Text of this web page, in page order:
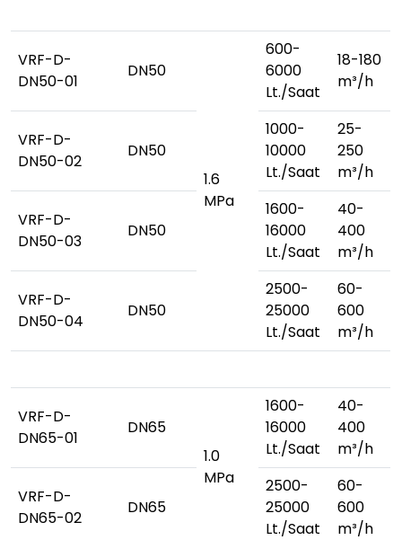
VRF-D-
DN50-01
DN50
1.6
MPa
600-
6000
Lt./Saat
18-180
m³/h
VRF-D-
DN50-02
DN50
1000-
10000
Lt./Saat
25-
250
m³/h
VRF-D-
DN50-03
DN50
1600-
16000
Lt./Saat
40-
400
m³/h
VRF-D-
DN50-04
DN50
2500-
25000
Lt./Saat
60-
600
m³/h
VRF-D-
DN65-01
DN65
1.0
MPa
1600-
16000
Lt./Saat
40-
400
m³/h
VRF-D-
DN65-02
DN65
2500-
25000
Lt./Saat
60-
600
m³/h